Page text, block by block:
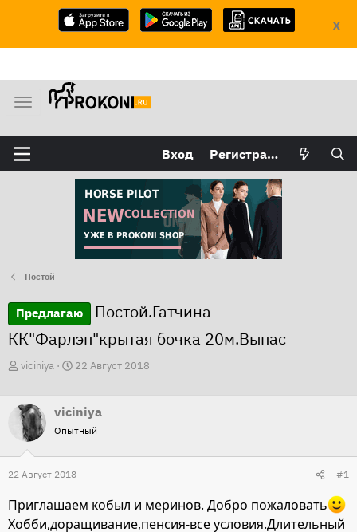
X
М
н
ю
Вход Регистрация
Постой
Предлагаю
Постой.Гатчина
КК"Фарлэп"крытая бочка 20м.Выпас
А
т
о
р
т
е
ы
viciniya
Д
а
ч
22 Август 2018
viciniya
Опытный
22 Август 2018 #1
Приглашаем кобыл и меринов. Добро пожаловать
Хобби,доращивание,пенсия-все условия.Длительный